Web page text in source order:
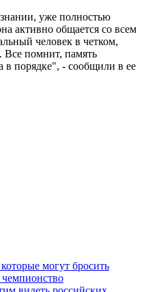
уже полностью
активно общается со всем
человек в четком,
Все помнит, память
в порядке", - сообщили в ее
могут бросить
чемпионство